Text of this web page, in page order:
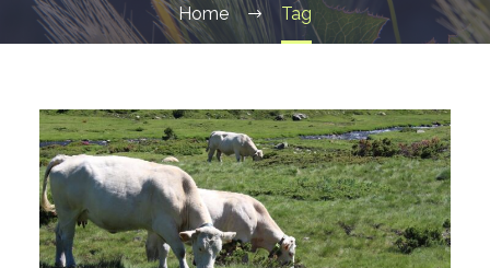
Home Tag